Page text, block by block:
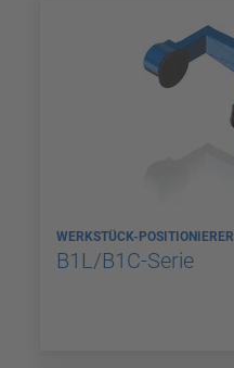
WERKSTÜCK-POSITIONIERER
B1L/B1C-Serie